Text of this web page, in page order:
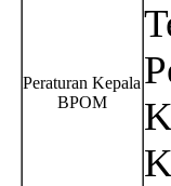
Peraturan Kepala
BPOM